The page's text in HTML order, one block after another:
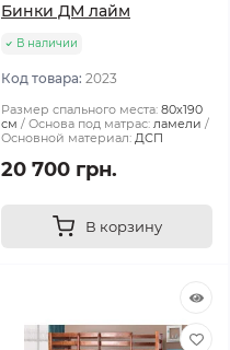
Бинки ДМ лайм
В наличии
Код товара: 2023
Размер спального места: 80х190
см
Основа под матрас: ламели
Основной материал: ДСП
20 700 грн.
В корзину